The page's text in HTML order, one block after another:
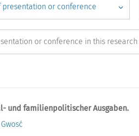
und familienpolitischer Ausgaben.